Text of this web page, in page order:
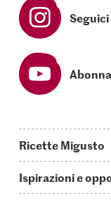
Ricette Migusto
Oggi cucino
Ispirazioni e